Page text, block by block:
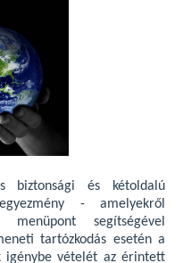
biztonsági és kétoldalú
- amelyekről
segítségével
tartózkodás esetén a
igénybe vételét az érintett